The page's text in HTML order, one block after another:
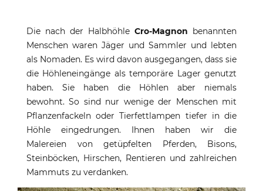
Die nach der Halbhöhle Cro-Magnon benannten
Menschen waren Jäger und Sammler und lebten
als Nomaden. Es wird davon ausgegangen, dass sie
die Höhleneingänge als temporäre Lager genutzt
haben. Sie haben die Höhlen aber niemals
bewohnt. So sind nur wenige der Menschen mit
Pflanzenfackeln oder Tierfettlampen tiefer in die
Höhle eingedrungen. Ihnen haben wir die
Malereien von getüpfelten Pferden, Bisons,
Steinböcken, Hirschen, Rentieren und zahlreichen
Mammuts zu verdanken.